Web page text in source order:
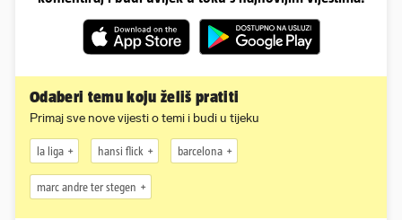
Odaberi temu koju želiš pratiti
Primaj sve nove vijesti o temi i budi u tijeku
la liga hansi flick barcelona
marc andre ter stegen